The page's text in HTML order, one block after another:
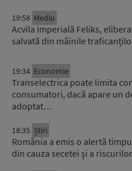
19:58 Mediu
Acvila imperială Feliks,
salvată din mâinile
19:34 Economie
Transelectrica poate limita
consumatori, dacă apare un
adoptat…
18:35 Știri
România a emis o alertă
din cauza secetei și a